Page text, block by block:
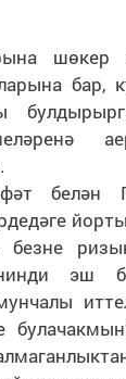
бар,
белән
безне
эш